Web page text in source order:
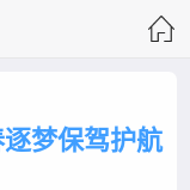
梦保驾护航